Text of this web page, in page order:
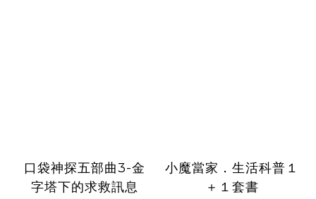
口袋神探五部曲3-金
字塔下的求救訊息
小魔當家．生活科普１
＋１套書